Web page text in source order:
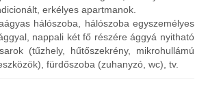
erkélyes apartmanok.
hálószoba, hálószoba egyszemélyes
nappali két fő részére ággyá nyitható
(tűzhely, hűtőszekrény, mikrohullámú
fürdőszoba (zuhanyzó, wc), tv.